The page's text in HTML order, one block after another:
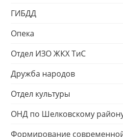
ГИБДД
Опека
Отдел ИЗО ЖКХ ТиС
Дружба народов
Отдел культуры
ОНД по Шелковскому
Формирование